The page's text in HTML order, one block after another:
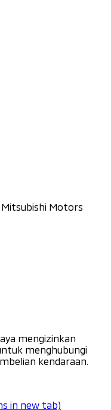
Motors
mengizinkan
menghubungi
kendaraan.
in new tab)